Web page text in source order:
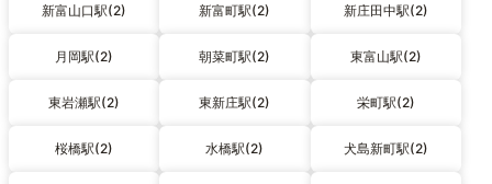
新富山口駅(2) 新富町駅(2) 新庄田中駅(2)
月岡駅(2) 朝菜町駅(2) 東富山駅(2)
東岩瀬駅(2) 東新庄駅(2) 栄町駅(2)
桜橋駅(2) 水橋駅(2) 犬島新町駅(2)